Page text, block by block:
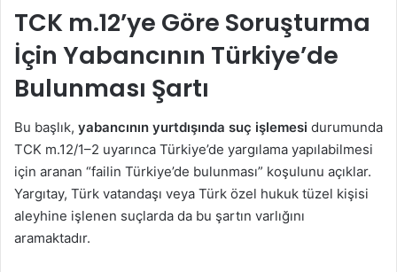
TCK m.12’ye Göre Soruşturma
İçin Yabancının Türkiye’de
Bulunması Şartı
Bu başlık, yabancının yurtdışında suç işlemesi durumunda
TCK m.12/1–2 uyarınca Türkiye’de yargılama yapılabilmesi
için aranan “failin Türkiye’de bulunması” koşulunu açıklar.
Yargıtay, Türk vatandaşı veya Türk özel hukuk tüzel kişisi
aleyhine işlenen suçlarda da bu şartın varlığını
aramaktadır.